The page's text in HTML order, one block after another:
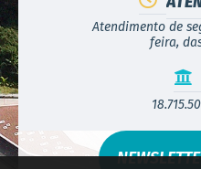
Atendimento de
feira,